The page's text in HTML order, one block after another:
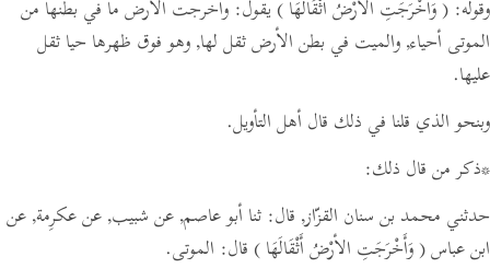
وقوله: ( وَأَخْرَجَتِ الأرْضُ أَثْقَالَهَا ) يقول: وأخرجت الأرض ما في بطنها من
الموتى أحياء, والميت في بطن الأرض ثقل لها, وهو فوق ظهرها حيا ثقل
عليها.
وبنحو الذي قلنا في ذلك قال أهل التأويل.
*ذكر من قال ذلك:
حدثني محمد بن سنان القزّاز, قال: ثنا أبو عاصم, عن شبيب, عن عكرِمة, عن
ابن عباس( وَأَخْرَجَتِ الأرْضُ أَثْقَالَهَا ) قال: الموتى.